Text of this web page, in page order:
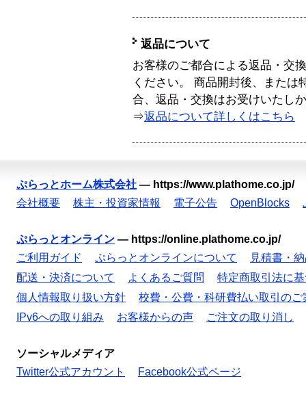
返品について
お客様のご都合による返品・交
ください。 商品開封後、または
合、返品・交換はお受けいたし
⇒返品について詳しくはこちら
ぷらっとホーム株式会社 — https://www.plathome.co.jp/
会社概要
株主・投資家情報 電子公告 OpenBlocks
ぷらっとオンライン — https://online.plathome.co.jp/
ご利用ガイド
ぷらっとオンラインについて
見積書・
配送・決済について
よくあるご質問
特定商取引法に
個人情報取り扱い方針
校費・公費・科研費払い取引のご
IPv6への取り組み
お客様からの声 ご注文の取り消し
ソーシャルメディア
Twitter公式アカウント
Facebook公式ページ